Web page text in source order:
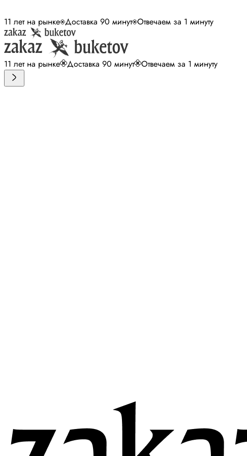
11 лет на рынке Доставка 90 минут Отвечаем за 1 минуту
11 лет на рынке Доставка 90 минут Отвечаем за 1 минуту